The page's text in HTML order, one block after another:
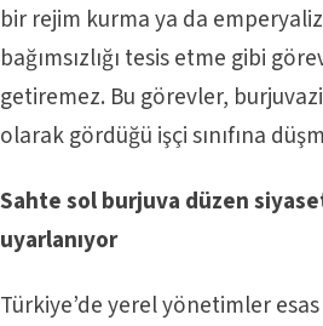
bir rejim kurma ya da
bağımsızlığı tesis etme gibi
getiremez. Bu görevler,
olarak gördüğü işçi sınıfına
Sahte sol burjuva düzen
uyarlanıyor
Türkiye’de yerel yönetimler